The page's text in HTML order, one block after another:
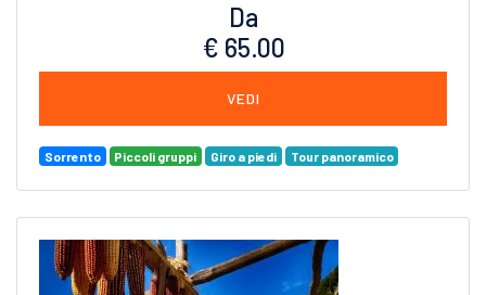
Da
€ 65.00
VEDI
Sorrento Piccoli gruppi Giro a piedi Tour panoramico